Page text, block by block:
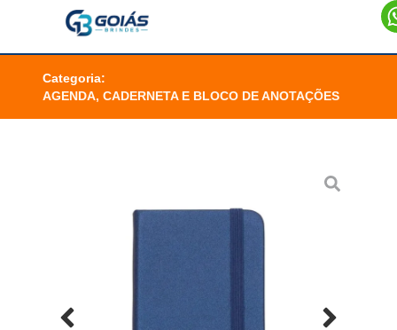
Categoria:
AGENDA, CADERNETA E BLOCO DE ANOTAÇÕES